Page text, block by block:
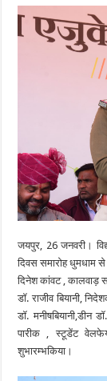
जयपुर, 26 जनवरी।
दिवस समारोह धुमधाम
दिनेश कांवट , कालवाड़
डॉ. राजीव बियानी,
डॉ. मनीषबियानी,डीन
पारीक , स्टूडेंट
शुभारम्भकिया।